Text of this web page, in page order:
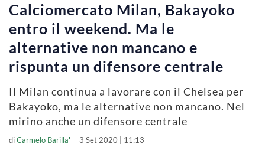
Calciomercato Milan, Bakayoko
entro il weekend. Ma le
alternative non mancano e
rispunta un difensore centrale
Il Milan continua a lavorare con il Chelsea per
Bakayoko, ma le alternative non mancano. Nel
mirino anche un difensore centrale
diCarmelo Barilla' 3 Set 2020 | 11:13